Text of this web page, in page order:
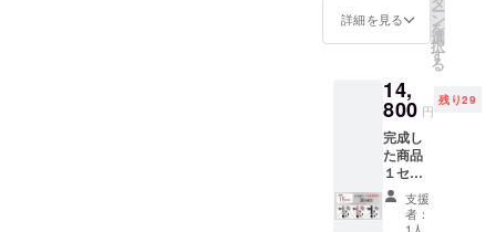
がる可
※ご注文
状況、
製造工
程上の
都合及
びロジ
ステッ
ク等に
17,500
円税込
→20%
14,000
円税込/
送料込
※皆様の
応援購
入によ
り量産
効率が
向上し
詳細を見る ー
ン
を
選
択
す
る
14,
800 円
残り29
完成し
た商品
１セッ
ト
「ヒー
ティン
支援
者：
1人